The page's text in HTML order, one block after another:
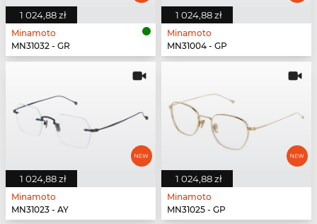
1 024,88 zł
Minamoto
MN31032 - GR
1 024,88 zł
Minamoto
MN31004 - GP
1 024,88 zł
Minamoto
MN31023 - AY
1 024,88 zł
Minamoto
MN31025 - GP